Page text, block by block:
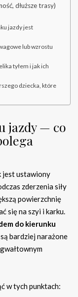
dłuższe trasy)
jazdy jest
lub wzrostu
tyłem i jak ich
dziecka, które
jazdy — co
jest ustawiony
zderzenia siły
powierzchnię
się na szyi i karku.
do kierunku
bardziej narażone
w tych punktach: